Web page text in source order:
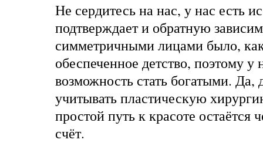
Не сердитесь на нас, у нас есть
подтверждает и обратную
симметричными лицами было,
обеспеченное детство, поэтому
возможность стать богатыми. Да,
учитывать пластическую
простой путь к красоте остаётся
счёт.